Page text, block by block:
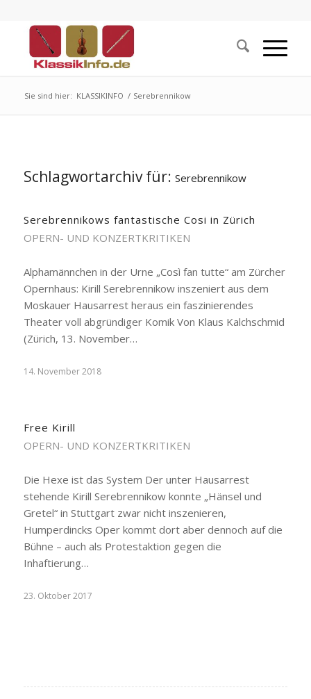
Sie sind hier: KLASSIKINFO / Serebrennikow
Schlagwortarchiv für: Serebrennikow
Serebrennikows fantastische Cosi in Zürich
OPERN- UND KONZERTKRITIKEN
Alphamännchen in der Urne „Così fan tutte“ am Zürcher
Opernhaus: Kirill Serebrennikow inszeniert aus dem
Moskauer Hausarrest heraus ein faszinierendes
Theater voll abgründiger Komik Von Klaus Kalchschmid
(Zürich, 13. November…
14. November 2018
Free Kirill
OPERN- UND KONZERTKRITIKEN
Die Hexe ist das System Der unter Hausarrest
stehende Kirill Serebrennikow konnte „Hänsel und
Gretel“ in Stuttgart zwar nicht inszenieren,
Humperdincks Oper kommt dort aber dennoch auf die
Bühne – auch als Protestaktion gegen die
Inhaftierung…
23. Oktober 2017